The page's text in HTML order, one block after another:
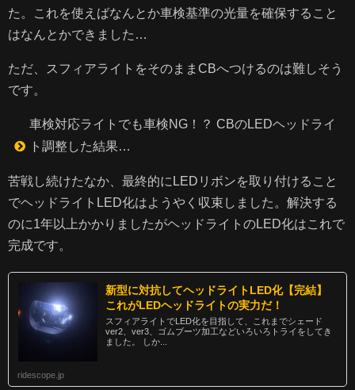
た。これを使えばなんとか車検基準の光量を確保すること
はなんとかできました…
ただ、スフィアライトをそのままCBへつけるのは難しそう
です。
車検対応ライトでも車検NG！？ CBのLEDヘッドライ
ト調整した結果…
苦戦し続けたなか、最終的にLEDリボンを取り付けること
でヘッドライトLED化はようやく収束しました。解決する
のに1年以上かかりましたがヘッドライトのLED化はこれで
完成です。
新型に対抗してヘッドライトLED化【完結】
これがLEDヘッドライトの実力だ！
スフィアライトでLED化を目指して、これまでシェード
ver2、ver3、ゴムブーツ加工などいろいろトライをしてき
ました。 しか...
ridescope.jp